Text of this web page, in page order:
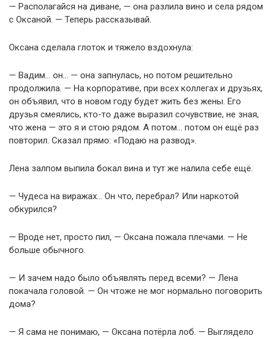
— Располагайся на диване, — она разлила вино и села рядом
с Оксаной. — Теперь рассказывай.
Оксана сделала глоток и тяжело вздохнула:
— Вадим… он… — она запнулась, но потом решительно
продолжила. — На корпоративе, при всех коллегах и друзьях,
он объявил, что в новом году будет жить без жены. Его
друзья смеялись, кто-то даже выразил сочувствие, не зная,
что жена — это я и стою рядом. А потом… потом он ещё раз
повторил. Сказал прямо: «Подаю на развод».
Лена залпом выпила бокал вина и тут же налила себе ещё.
— Чудеса на виражах… Он что, перебрал? Или наркотой
обкурился?
— Вроде нет, просто пил, — Оксана пожала плечами. — Не
больше обычного.
— И зачем надо было объявлять перед всеми? — Лена
покачала головой. — Он чтоже не мог нормально поговорить
дома?
— Я сама не понимаю, — Оксана потёрла лоб. — Выглядело